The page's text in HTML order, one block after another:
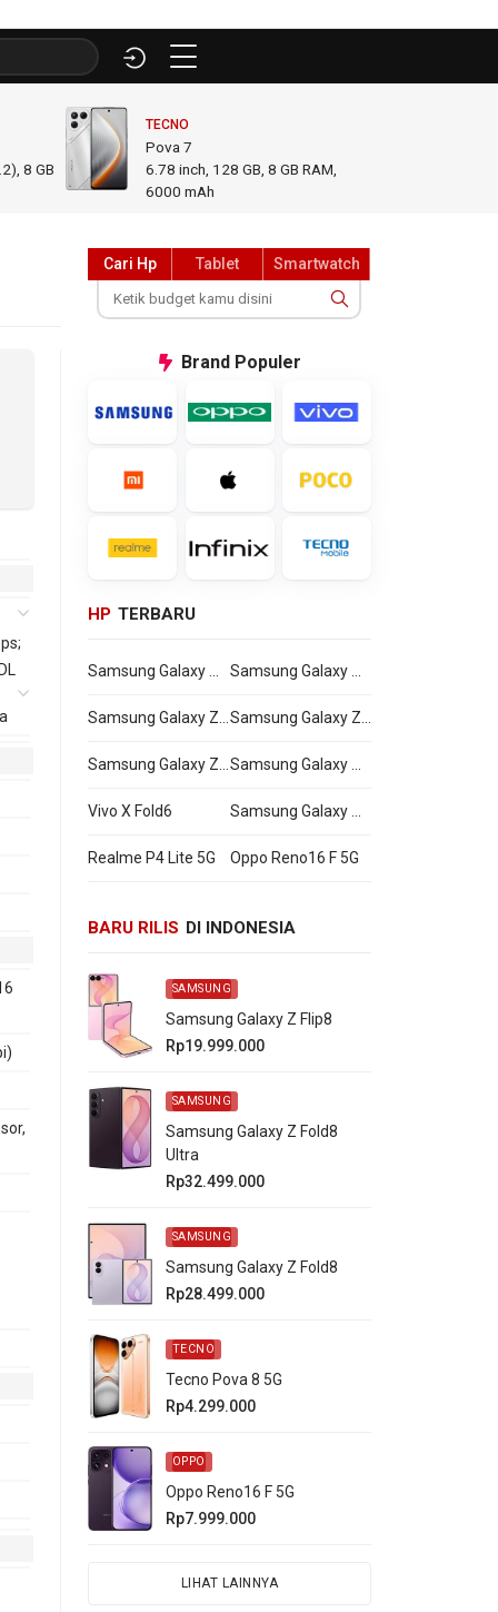
8 GB
TECNO
Pova 7
6.78 inch, 128 GB, 8 GB RAM
6000 mAh
Cari Hp Tablet Smartwatch
Brand Populer
HP TERBARU
Vivo X Fold6
Realme P4 Lite 5G Oppo Reno16 F 5G
BARU RILIS DI INDONESIA
SAMSUNG
Samsung Galaxy Z Flip8
Rp19.999.000
SAMSUNG
Samsung Galaxy Z Fold8
Ultra
Rp32.499.000
SAMSUNG
Samsung Galaxy Z Fold8
Rp28.499.000
TECNO
Tecno Pova 8 5G
Rp4.299.000
OPPO
Oppo Reno16 F 5G
Rp7.999.000
LIHAT LAINNYA